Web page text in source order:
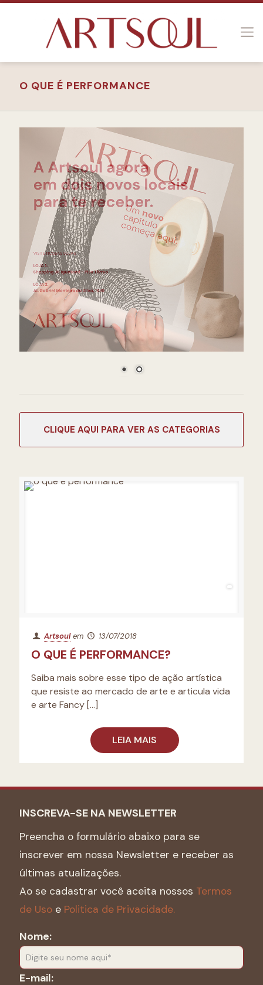
O QUE É PERFORMANCE
Artsoul em 13/07/2018
O QUE É PERFORMANCE?
Saiba mais sobre esse tipo de ação artística
que resiste ao mercado de arte e articula vida
e arte Fancy […]
LEIA MAIS
CATEGORIAS
INSCREVA-SE NA NEWSLETTER
Preencha o formulário abaixo para se
inscrever em nossa Newsletter e receber as
últimas atualizações.
Ao se cadastrar você aceita nossos Termos
de Uso e Politica de Privacidade.
Nome:
E-mail: